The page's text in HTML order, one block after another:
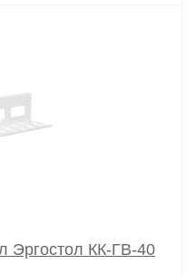
Эргостол КК-ГВ-40